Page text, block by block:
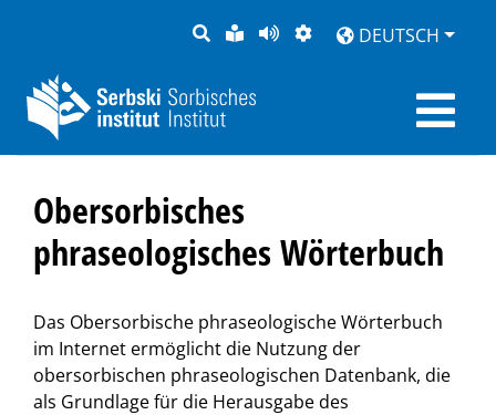
SUCHELEICHTE
SPRACHE
SEITEDARSTELLUNG
DEUTSCH
Obersorbisches
phraseologisches Wörterbuch
Das Obersorbische phraseologische Wörterbuch
im Internet ermöglicht die Nutzung der
obersorbischen phraseologischen Datenbank, die
als Grundlage für die Herausgabe des